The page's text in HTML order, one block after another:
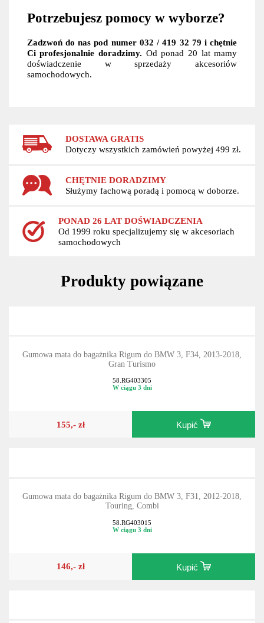
Potrzebujesz pomocy w wyborze?
Zadzwoń do nas pod numer 032 / 419 32 79 i chętnie
Ci profesjonalnie doradzimy. Od ponad 20 lat mamy
doświadczenie w sprzedaży akcesoriów
samochodowych.
DOSTAWA GRATIS
Dotyczy wszystkich zamówień powyżej 499 zł.
CHĘTNIE DORADZIMY
Służymy fachową poradą i pomocą w doborze.
PONAD 26 LAT DOŚWIADCZENIA
Od 1999 roku specjalizujemy się w akcesoriach
samochodowych
Produkty powiązane
Gumowa mata do bagażnika Rigum do BMW 3, F34, 2013-2018,
Gran Turismo
58.RG403305
W ciągu 3 dni
155,- zł Kupić
Gumowa mata do bagażnika Rigum do BMW 3, F31, 2012-2018,
Touring, Combi
58.RG403015
W ciągu 3 dni
146,- zł Kupić